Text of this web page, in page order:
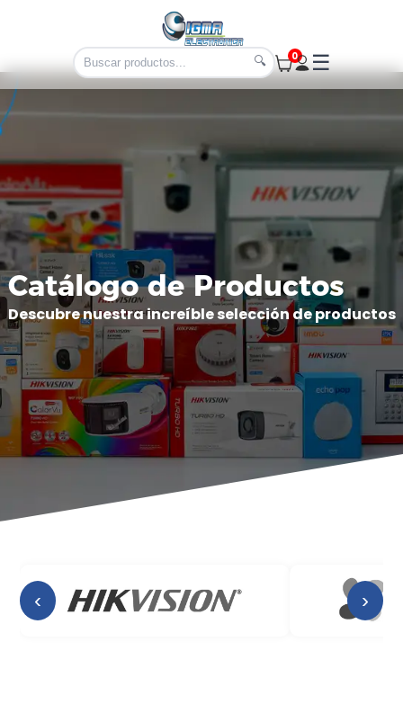
🔍 0 ☰
Catálogo de Productos
Descubre nuestra increíble selección de productos
‹ ›